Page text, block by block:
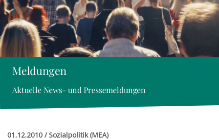
Meldungen
Aktuelle News- und Pressemeldungen
01.12.2010 / Sozialpolitik (MEA)